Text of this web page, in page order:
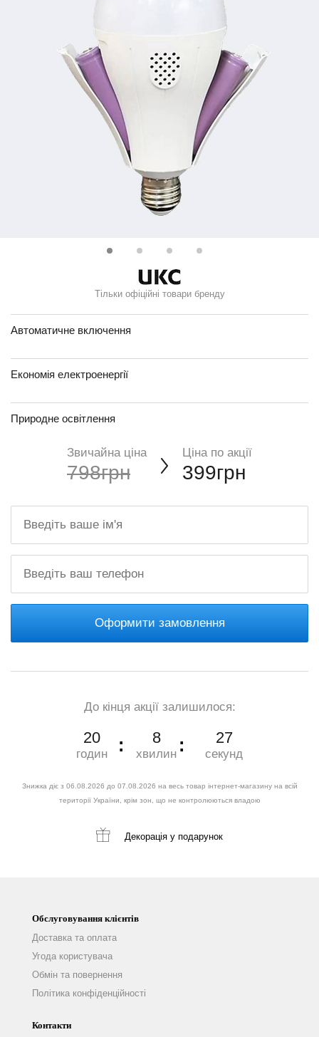
Тільки офіційні товари бренду
Автоматичне включення
Економія електроенергії
Природне освітлення
Звичайна ціна
798грн
Ціна по акції
399грн
Оформити замовлення
До кінця акції залишилося:
20
годин
8
хвилин
26
секунд
Знижка діє з 06.08.2026 до 07.08.2026 на весь товар інтернет-магазину на всій
території України, крім зон, що не контролюються владою
Декорація у подарунок
Обслуговування клієнтів
Доставка та оплата
Угода користувача
Обмін та повернення
Політика конфіденційності
Контакти